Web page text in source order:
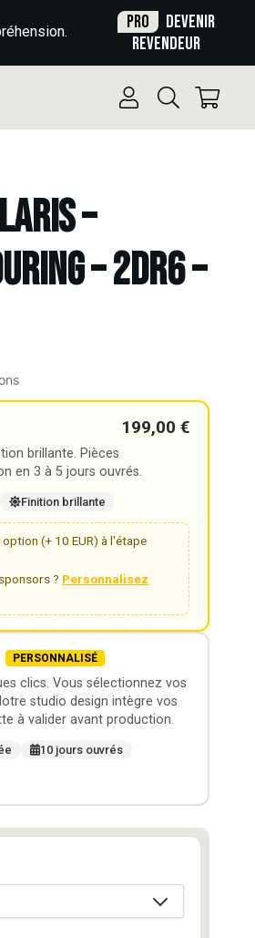
Pro
Devenir
revendeur
–
– 2DR6 –
199,00 €
brillante. Pièces
en 3 à 5 jours ouvrés.
Finition brillante
(+ 10 EUR) à l'étape
? Personnalisez
PERSONNALISÉ
clics. Vous sélectionnez vos
studio design intègre vos
à valider avant production.
10 jours ouvrés